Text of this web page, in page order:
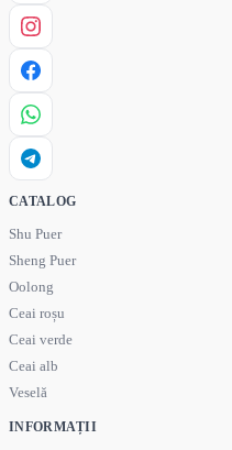
CATALOG
Shu Puer
Sheng Puer
Oolong
Ceai roșu
Ceai verde
Ceai alb
Veselă
INFORMAȚII